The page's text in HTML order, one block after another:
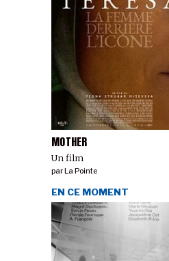
MOTHER
Un film
par La Pointe
EN CE MOMENT